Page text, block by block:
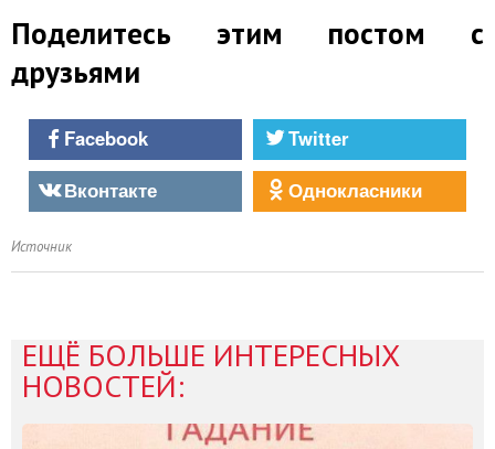
Поделитесь этим постом с
друзьями
Facebook
Twitter
Вконтакте
Однокласники
Источник
ЕЩЁ БОЛЬШЕ ИНТЕРЕСНЫХ
НОВОСТЕЙ: